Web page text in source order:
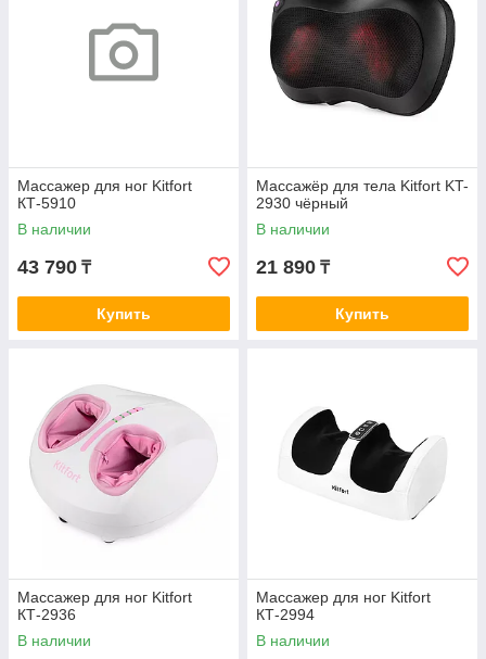
Массажер для ног Kitfort
КТ-5910
В наличии
43 790 ₸
Купить
Массажёр для тела Kitfort KT-
2930 чёрный
В наличии
21 890 ₸
Купить
Массажер для ног Kitfort
КТ-2936
В наличии
Массажер для ног Kitfort
КТ-2994
В наличии